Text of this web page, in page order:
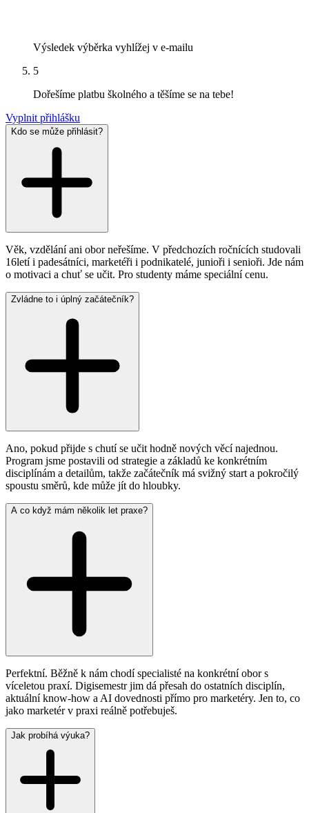
Výsledek výběrka vyhlížej v e-mailu
5
Dořešíme platbu školného a těšíme se na tebe!
Vyplnit přihlášku
Kdo se může přihlásit?
Věk, vzdělání ani obor neřešíme. V předchozích ročnících studovali
16letí i padesátníci, marketéři i podnikatelé, junioři i senioři. Jde nám
o motivaci a chuť se učit. Pro studenty máme speciální cenu.
Zvládne to i úplný začátečník?
Ano, pokud přijde s chutí se učit hodně nových věcí najednou.
Program jsme postavili od strategie a základů ke konkrétním
disciplínám a detailům, takže začátečník má svižný start a pokročilý
spoustu směrů, kde může jít do hloubky.
A co když mám několik let praxe?
Perfektní. Běžně k nám chodí specialisté na konkrétní obor s
víceletou praxí. Digisemestr jim dá přesah do ostatních disciplín,
aktuální know-how a AI dovednosti přímo pro marketéry. Jen to, co
jako marketér v praxi reálně potřebuješ.
Jak probíhá výuka?